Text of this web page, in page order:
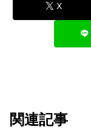
X
関連記事